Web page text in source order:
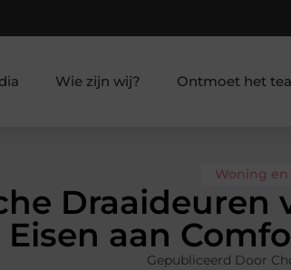
Wie zijn wij? Ontmoet het
Woning en
Draaideuren
Eisen aan
Gepubliceerd Door